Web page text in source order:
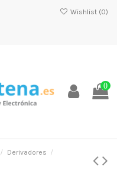
Wishlist (0)
0
Derivadores